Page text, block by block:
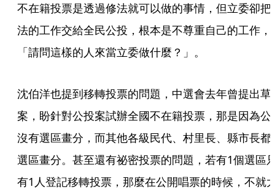
不在籍投票是透過修法就可以做的事情，但立委卻把
法的工作交給全民公投，根本是不尊重自己的工作，
「請問這樣的人來當立委做什麼？」。
沈伯洋也提到移轉投票的問題，中選會去年曾提出草
案，盼針對公投案試辦全國不在籍投票，那是因為公
沒有選區畫分，而其他各級民代、村里長、縣市長都
選區畫分。甚至還有祕密投票的問題，若有1個選區
有1人登記移轉投票，那麼在公開唱票的時候，不就